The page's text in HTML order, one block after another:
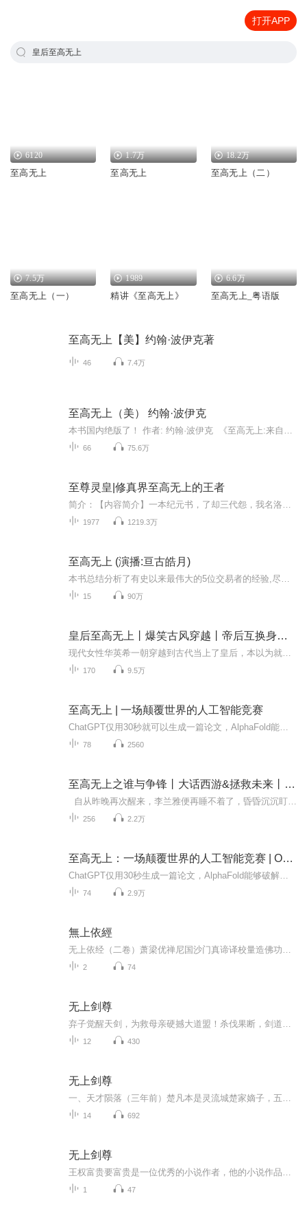
打开APP
皇后至高无上
6120
至高无上
1.7万
至高无上
18.2万
至高无上（二）
7.5万
至高无上（一）
1989
精讲《至高无上》
6.6万
至高无上_粤语版
至高无上【美】约翰·波伊克著
46 7.4万
至高无上（美） 约翰·波伊克
66 75.6万
至尊灵皇|修真界至高无上的王者
1977 1219.3万
至高无上 (演播:亘古皓月)
15 90万
皇后至高无上丨爆笑古风穿越丨帝后互换身份丨
170 9.5万
至高无上 | 一场颠覆世界的人工智能竞赛
78 2560
至高无上之谁与争锋丨大话西游&拯救未来丨异世穿越
256 2.2万
至高无上：一场颠覆世界的人工智能竞赛 | OpenAI与DeepMind的AI霸主之争 |《金融时报》、施罗德2024年度商业图书奖
74 2.9万
無上依經
2 74
无上剑尊
12 430
无上剑尊
14 692
无上剑尊
1 47